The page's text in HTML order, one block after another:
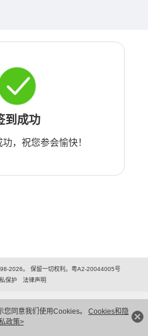
同意我们使用Cookies。 Cookies和隐
政策>
到成功
，祝您参会愉快！
2026。 保留一切权利。粤A2-20044005号
保护
法律声明